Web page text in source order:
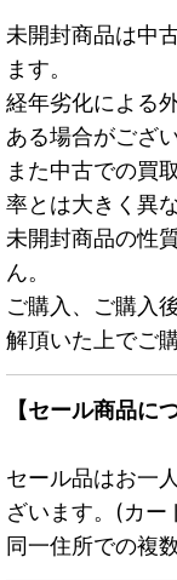
未開封商品は中
ます。
経年劣化による
ある場合がござ
また中古での買
率とは大きく異
未開封商品の性
ん。
ご購入、ご購入
解頂いた上でご
【セール商品に
セール品はお一
ざいます。(カー
同一住所での複